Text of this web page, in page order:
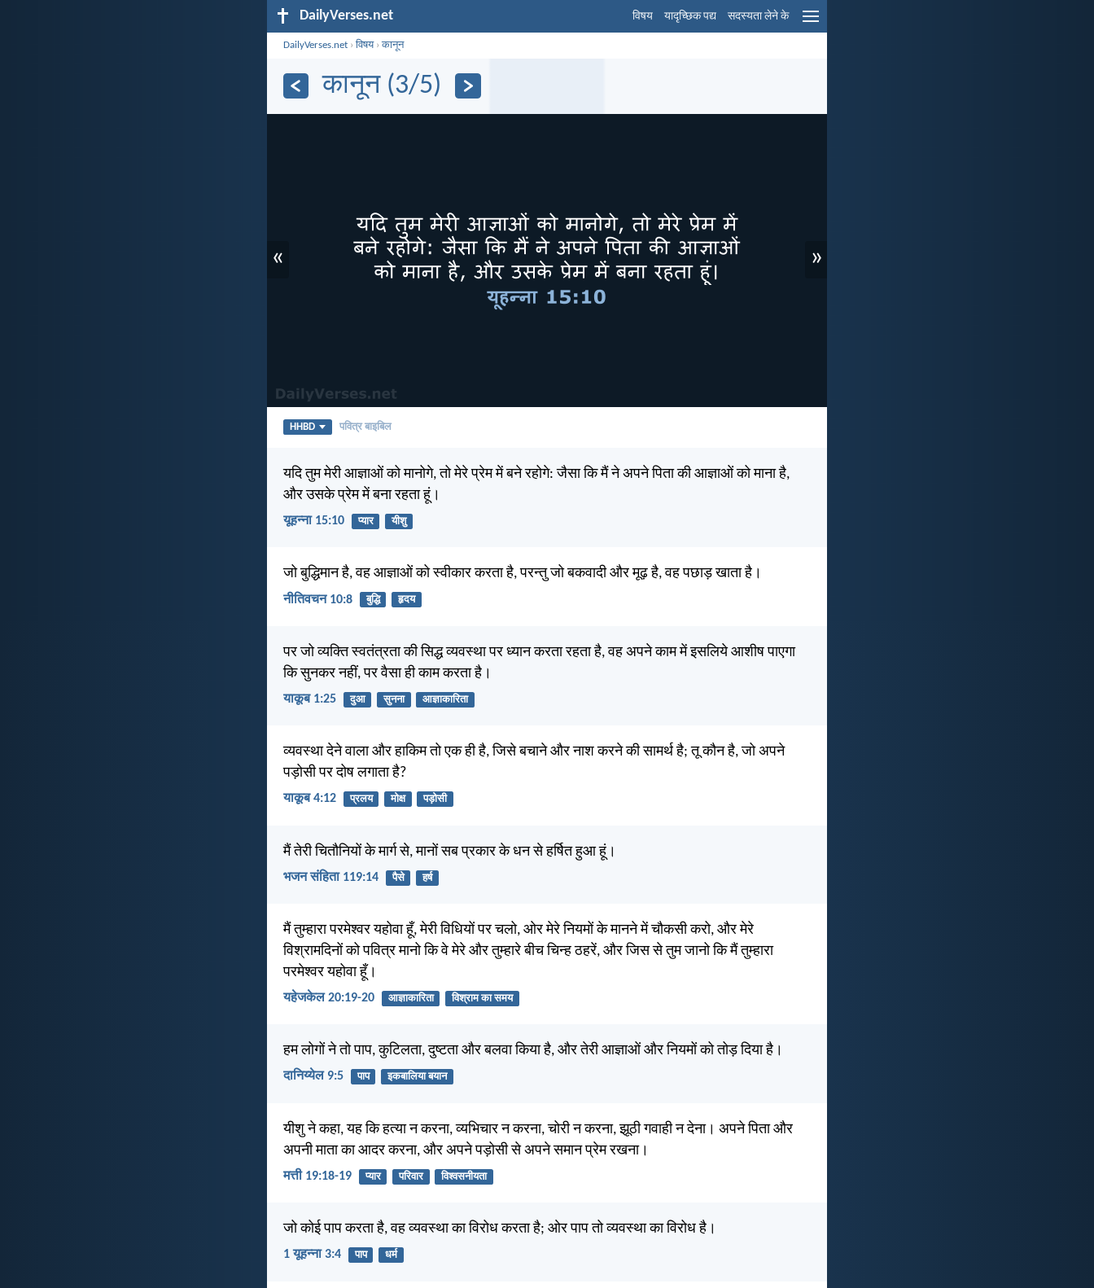
DailyVerses.net विषय यादृच्छिक पद्य सदस्यता लेने के
DailyVerses.net ›विषय›कानून
कानून (3/5)
« »
HHBD पवित्र बाइबिल
यदि तुम मेरी आज्ञाओं को मानोगे, तो मेरे प्रेम में बने रहोगे: जैसा कि मैं ने अपने पिता की आज्ञाओं को माना है,
और उसके प्रेम में बना रहता हूं।
यूहन्ना 15:10 प्यार यीशु
जो बुद्धिमान है, वह आज्ञाओं को स्वीकार करता है, परन्तु जो बकवादी और मूढ़ है, वह पछाड़ खाता है।
नीतिवचन 10:8 बुद्धि हृदय
पर जो व्यक्ति स्वतंत्रता की सिद्ध व्यवस्था पर ध्यान करता रहता है, वह अपने काम में इसलिये आशीष पाएगा
कि सुनकर नहीं, पर वैसा ही काम करता है।
याकूब 1:25 दुआ सुनना आज्ञाकारिता
व्यवस्था देने वाला और हाकिम तो एक ही है, जिसे बचाने और नाश करने की सामर्थ है; तू कौन है, जो अपने
पड़ोसी पर दोष लगाता है?
याकूब 4:12 प्रलय मोक्ष पड़ोसी
मैं तेरी चितौनियों के मार्ग से, मानों सब प्रकार के धन से हर्षित हुआ हूं।
भजन संहिता 119:14 पैसे हर्ष
मैं तुम्हारा परमेश्वर यहोवा हूँ, मेरी विधियों पर चलो, ओर मेरे नियमों के मानने में चौकसी करो, और मेरे
विश्रामदिनों को पवित्र मानो कि वे मेरे और तुम्हारे बीच चिन्ह ठहरें, और जिस से तुम जानो कि मैं तुम्हारा
परमेश्वर यहोवा हूँ।
यहेजकेल 20:19-20 आज्ञाकारिता विश्राम का समय
हम लोगों ने तो पाप, कुटिलता, दुष्टता और बलवा किया है, और तेरी आज्ञाओं और नियमों को तोड़ दिया है।
दानिय्येल 9:5 पाप इकबालिया बयान
यीशु ने कहा, यह कि हत्या न करना, व्यभिचार न करना, चोरी न करना, झूठी गवाही न देना। अपने पिता और
अपनी माता का आदर करना, और अपने पड़ोसी से अपने समान प्रेम रखना।
मत्ती 19:18-19 प्यार परिवार विश्वसनीयता
जो कोई पाप करता है, वह व्यवस्था का विरोध करता है; ओर पाप तो व्यवस्था का विरोध है।
1 यूहन्ना 3:4 पाप धर्म